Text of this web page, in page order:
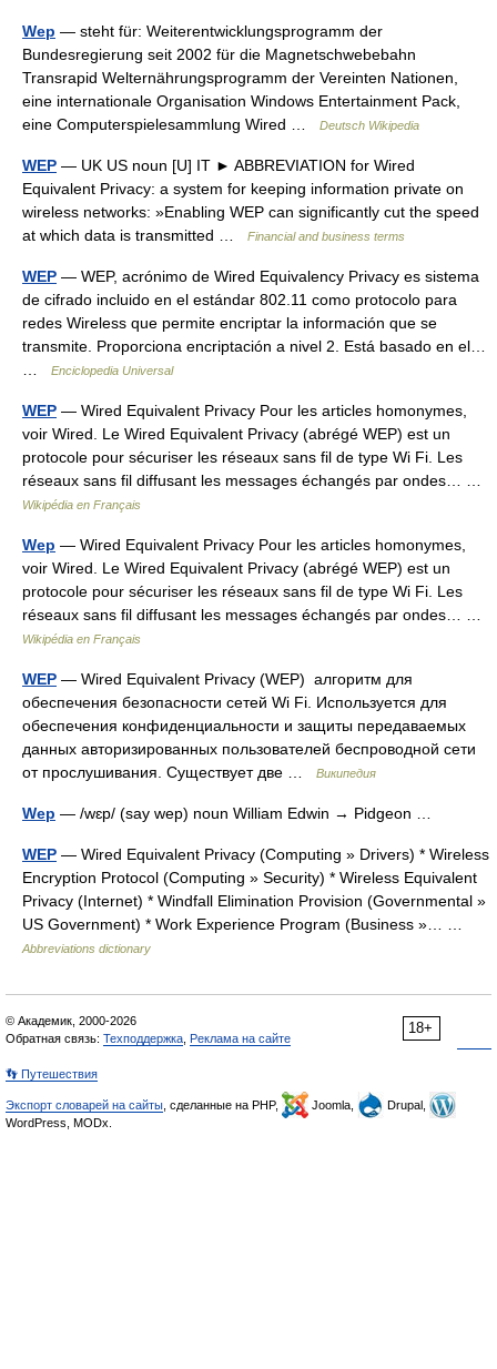
Wep — steht für: Weiterentwicklungsprogramm der
Bundesregierung seit 2002 für die Magnetschwebebahn
Transrapid Welternährungsprogramm der Vereinten Nationen,
eine internationale Organisation Windows Entertainment Pack,
eine Computerspielesammlung Wired …
Deutsch Wikipedia
WEP — UK US noun [U] IT ► ABBREVIATION for Wired
Equivalent Privacy: a system for keeping information private on
wireless networks: »Enabling WEP can significantly cut the speed
at which data is transmitted …
Financial and business terms
WEP — WEP, acrónimo de Wired Equivalency Privacy es sistema
de cifrado incluido en el estándar 802.11 como protocolo para
redes Wireless que permite encriptar la información que se
transmite. Proporciona encriptación a nivel 2. Está basado en el…
Enciclopedia Universal
WEP — Wired Equivalent Privacy Pour les articles homonymes,
voir Wired. Le Wired Equivalent Privacy (abrégé WEP) est un
protocole pour sécuriser les réseaux sans fil de type Wi Fi. Les
réseaux sans fil diffusant les messages échangés par ondes… …
Wikipédia en Français
Wep — Wired Equivalent Privacy Pour les articles homonymes,
voir Wired. Le Wired Equivalent Privacy (abrégé WEP) est un
protocole pour sécuriser les réseaux sans fil de type Wi Fi. Les
réseaux sans fil diffusant les messages échangés par ondes… …
Wikipédia en Français
WEP — Wired Equivalent Privacy (WEP) алгоритм для
обеспечения безопасности сетей Wi Fi. Используется для
обеспечения конфиденциальности и защиты передаваемых
данных авторизированных пользователей беспроводной сети
от прослушивания. Существует две …
Википедия
Wep — /wɛp/ (say wep) noun William Edwin → Pidgeon …
WEP — Wired Equivalent Privacy (Computing » Drivers) * Wireless
Encryption Protocol (Computing » Security) * Wireless Equivalent
Privacy (Internet) * Windfall Elimination Provision (Governmental »
US Government) * Work Experience Program (Business »… …
Abbreviations dictionary
18+
© Академик, 2000-2026
Обратная связь: Техподдержка Реклама на сайте
👣 Путешествия
Экспорт словарей на сайты , сделанные на PHP, Joomla,
Drupal,
WordPress, MODx.